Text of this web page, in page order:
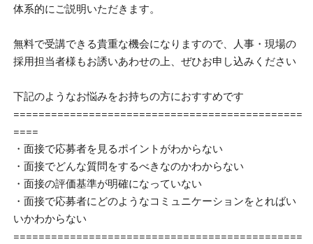
体系的にご説明いただきます。
無料で受講できる貴重な機会になりますので、人事・現場の
採用担当者様もお誘いあわせの上、ぜひお申し込みください
下記のようなお悩みをお持ちの方におすすめです
==============================================
====
・面接で応募者を見るポイントがわからない
・面接でどんな質問をするべきなのかわからない
・面接の評価基準が明確になっていない
・面接で応募者にどのようなコミュニケーションをとればい
いかわからない
==============================================